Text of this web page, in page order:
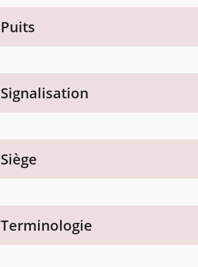
Puits
Signalisation
Siège
Terminologie